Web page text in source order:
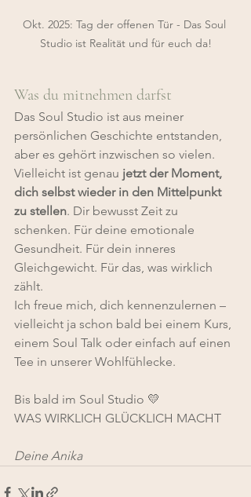
Okt. 2025: Tag der offenen Tür - Das Soul
Studio ist Realität und für euch da!
Was du mitnehmen darfst
Das Soul Studio ist aus meiner
persönlichen Geschichte entstanden,
aber es gehört inzwischen so vielen.
Vielleicht ist genau jetzt der Moment,
dich selbst wieder in den Mittelpunkt
zu stellen. Dir bewusst Zeit zu
schenken. Für deine emotionale
Gesundheit. Für dein inneres
Gleichgewicht. Für das, was wirklich
zählt.
Ich freue mich, dich kennenzulernen –
vielleicht ja schon bald bei einem Kurs,
einem Soul Talk oder einfach auf einen
Tee in unserer Wohlfühlecke.
Bis bald im Soul Studio 💛
WAS WIRKLICH GLÜCKLICH MACHT
Deine Anika